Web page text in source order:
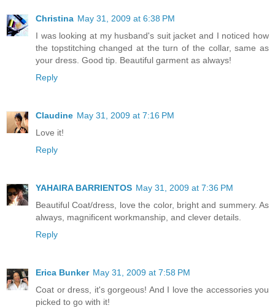
Christina May 31, 2009 at 6:38 PM
I was looking at my husband's suit jacket and I noticed how
the topstitching changed at the turn of the collar, same as
your dress. Good tip. Beautiful garment as always!
Reply
Claudine May 31, 2009 at 7:16 PM
Love it!
Reply
YAHAIRA BARRIENTOS May 31, 2009 at 7:36 PM
Beautiful Coat/dress, love the color, bright and summery. As
always, magnificent workmanship, and clever details.
Reply
Erica Bunker May 31, 2009 at 7:58 PM
Coat or dress, it's gorgeous! And I love the accessories you
picked to go with it!